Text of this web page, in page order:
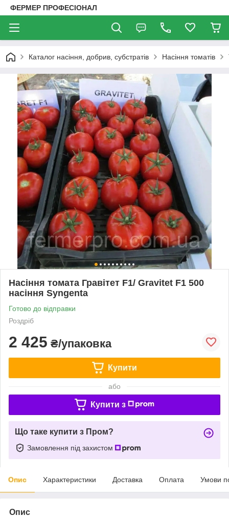
ФЕРМЕР ПРОФЕСІОНАЛ
Каталог насіння, добрив, субстратів Насіння томатів
Насіння томата Гравітет F1/ Gravitet F1 500
насіння Syngenta
Готово до відправки
Роздріб
2 425 ₴/упаковка
Купити
або
Купити з
Що таке купити з Пром?
Замовлення під захистом
Опис Характеристики Доставка Оплата Умови
Опис